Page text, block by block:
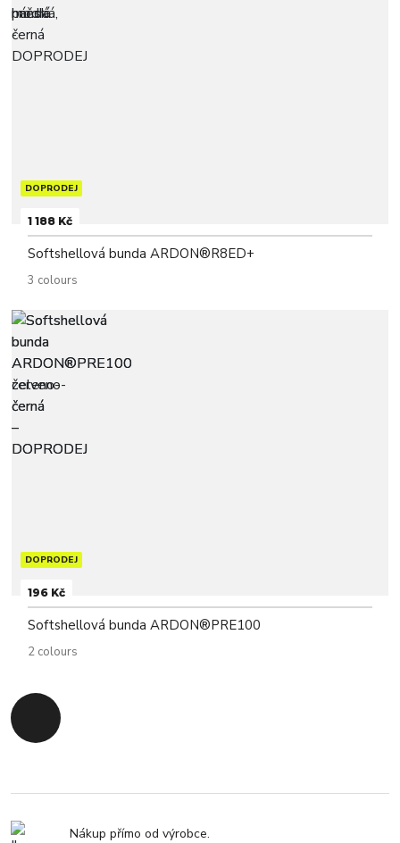
DOPRODEJ
1 188 Kč
Softshellová bunda ARDON®R8ED+
3 colours
DOPRODEJ
196 Kč
Softshellová bunda ARDON®PRE100
2 colours
Zpět na začátek
Nákup přímo od výrobce.